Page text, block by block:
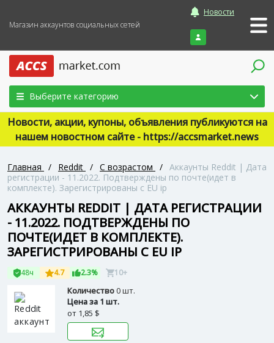
Магазин аккаунтов социальных сетей
Новости
Войти
Выберите категорию
Новости, акции, купоны, объявления публикуются на
нашем новостном сайте - https://accsmarket.news
Главная / Reddit / С возрастом / Аккаунты Reddit | Дата
регистрации - 11.2022. Подтверждены по почте(идет в
комплекте). Зарегистрированы с EU ip
АККАУНТЫ REDDIT | ДАТА РЕГИСТРАЦИИ
- 11.2022. ПОДТВЕРЖДЕНЫ ПО
ПОЧТЕ(ИДЕТ В КОМПЛЕКТЕ).
ЗАРЕГИСТРИРОВАНЫ С EU IP
48ч 4.7 2.3% 10+
Количество0 шт.
Цена за 1 шт.
от 1,85 $